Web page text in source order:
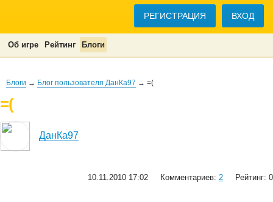
РЕГИСТРАЦИЯ ВХОД
Об игре Рейтинг Блоги
Блоги → Блог пользователя ДанКа97 → =(
=(
ДанКа97
10.11.2010 17:02 Комментариев: 2 Рейтинг: 0